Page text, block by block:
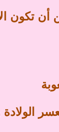
أن تكون
الولادة